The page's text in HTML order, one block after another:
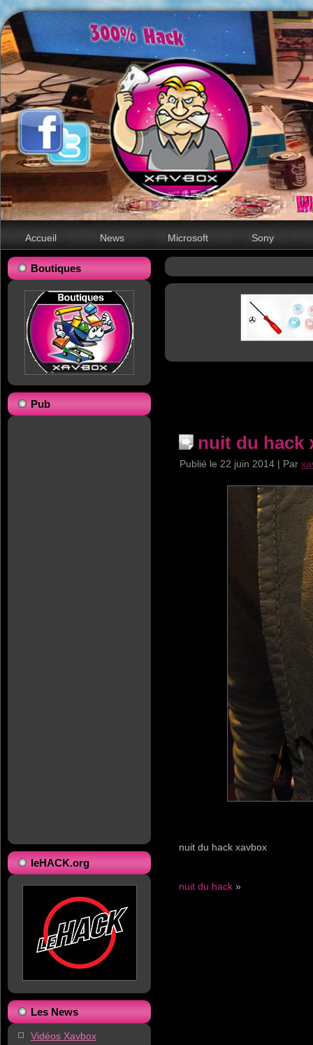
Accueil News Microsoft Sony
Boutiques
Pub
leHACK.org
Les News
Vidéos Xavbox
nuit du hack
Publié le 22 juin 2014 | Par
nuit du hack xavbox
nuit du hack »